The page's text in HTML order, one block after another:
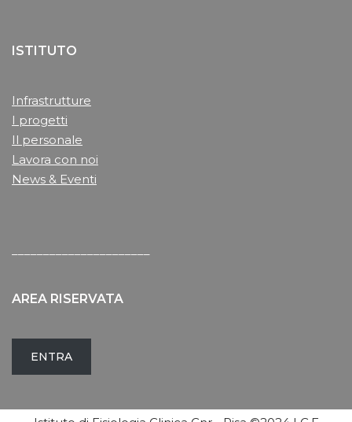
ISTITUTO
Infrastrutture
I progetti
Il personale
Lavora con noi
News & Eventi
AREA RISERVATA
ENTRA